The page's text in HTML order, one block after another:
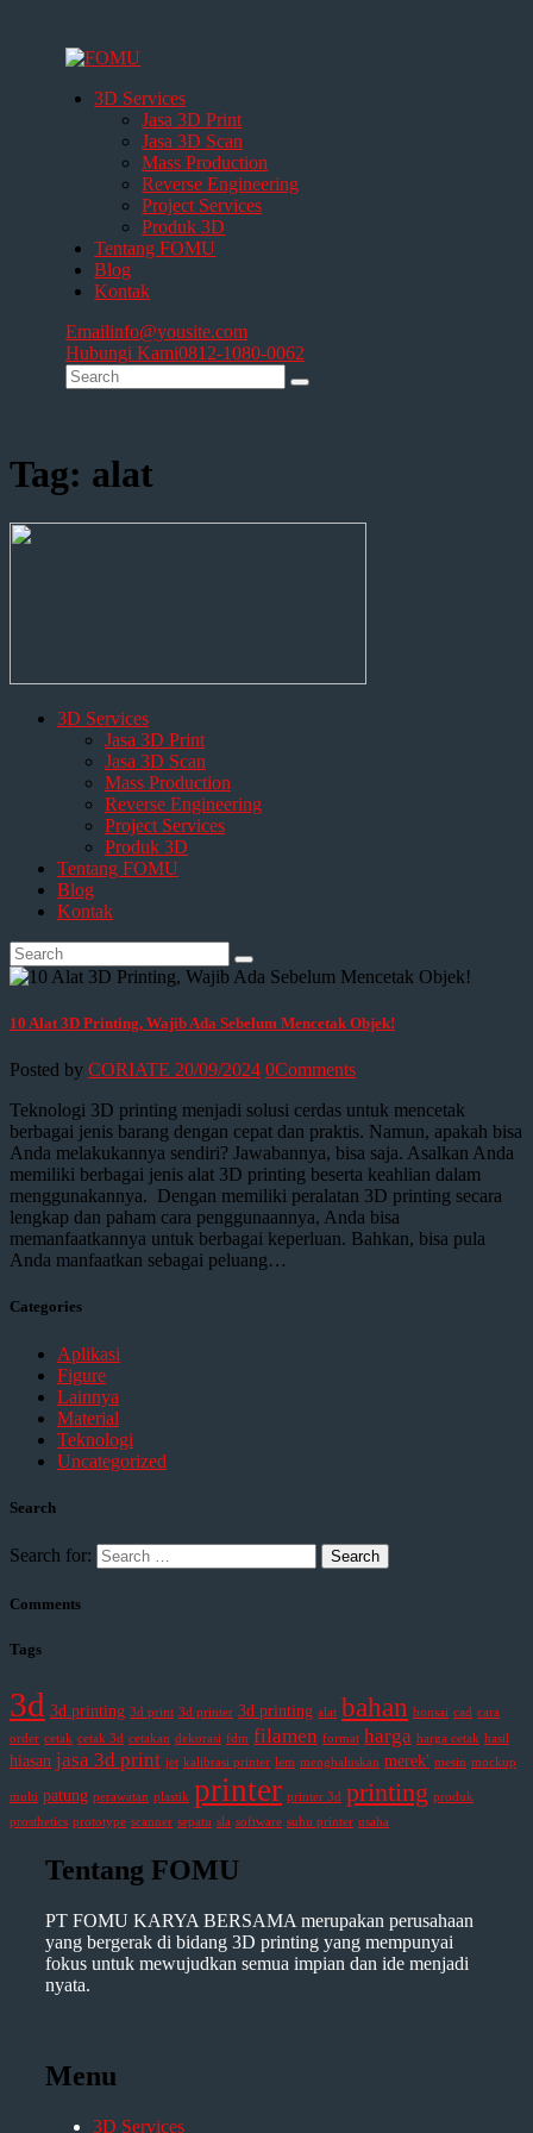
3D Services
Jasa 3D Print
Jasa 3D Scan
Mass Production
Reverse Engineering
Project Services
Produk 3D
Tentang FOMU
Blog
Kontak
Emailinfo@yousite.com
Hubungi Kami0812-1080-0062
Tag: alat
3D Services
Jasa 3D Print
Jasa 3D Scan
Mass Production
Reverse Engineering
Project Services
Produk 3D
Tentang FOMU
Blog
Kontak
10 Alat 3D Printing, Wajib Ada Sebelum Mencetak Objek!
Posted by CORIATE 20/09/2024 0Comments
Teknologi 3D printing menjadi solusi cerdas untuk mencetak
berbagai jenis barang dengan cepat dan praktis. Namun, apakah bisa
Anda melakukannya sendiri? Jawabannya, bisa saja. Asalkan Anda
memiliki berbagai jenis alat 3D printing beserta keahlian dalam
menggunakannya. Dengan memiliki peralatan 3D printing secara
lengkap dan paham cara penggunaannya, Anda bisa
memanfaatkannya untuk berbagai keperluan. Bahkan, bisa pula
Anda manfaatkan sebagai peluang…
Categories
Aplikasi
Figure
Lainnya
Material
Teknologi
Uncategorized
Search
Search for:
Comments
Tags
3d 3d.printing 3d print 3d printer 3d printing alat bahan bonsai cad cara
order cetak cetak 3d cetakan dekorasi fdm filamen format harga harga cetak hasil
hiasan jasa 3d print jet kalibrasi printer lem menghaluskan merek' mesin mockup
multi patung perawatan plastik printer printer 3d printing produk
prosthetics prototype scanner sepatu sla software suhu printer usaha
Tentang FOMU
PT FOMU KARYA BERSAMA merupakan perusahaan
yang bergerak di bidang 3D printing yang mempunyai
fokus untuk mewujudkan semua impian dan ide menjadi
nyata.
Menu
3D Services